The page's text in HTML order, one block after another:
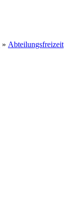
» Abteilungsfreizeit